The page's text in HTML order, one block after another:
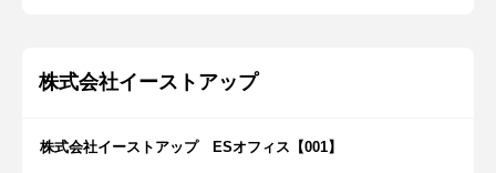
株式会社イーストアップ
株式会社イーストアップ ESオフィス【001】